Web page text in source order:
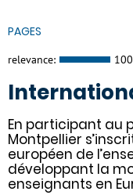
PAGES
relevance:
En participant au
Montpellier
européen de
développant la
enseignants en